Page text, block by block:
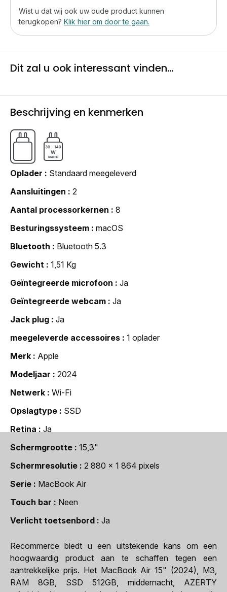
Wist u dat wij ook uw oude product kunnen
terugkopen? Klik hier om door te gaan.
Dit zal u ook interessant vinden...
Beschrijving en kenmerken
Oplader
Standaard meegeleverd
Aansluitingen
2
Aantal processorkernen
8
Besturingssysteem
macOS
Bluetooth
Bluetooth 5.3
Gewicht
1,51 Kg
Geïntegreerde microfoon
Ja
Geïntegreerde webcam
Ja
Jack plug
Ja
meegeleverde accessoires
1 oplader
Merk
Apple
Modeljaar
2024
Netwerk
Wi-Fi
Opslagtype
SSD
Retina
Ja
Schermgrootte
15,3"
Schermresolutie
2 880 x 1 864 pixels
Serie
MacBook Air
Touch bar
Neen
Verlicht toetsenbord
Ja
Recommerce biedt u een uitstekende kans om een
hoogwaardig product aan te schaffen tegen een
aantrekkelijke prijs. Het MacBook Air 15" (2024), M3,
RAM 8GB, SSD 512GB, middernacht, AZERTY